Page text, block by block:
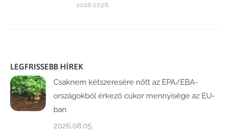
2026.07.28.
LEGFRISSEBB HÍREK
Csaknem kétszeresére nőtt az EPA/EBA-
országokból érkező cukor mennyisége az EU-
ban
2026.08.05.